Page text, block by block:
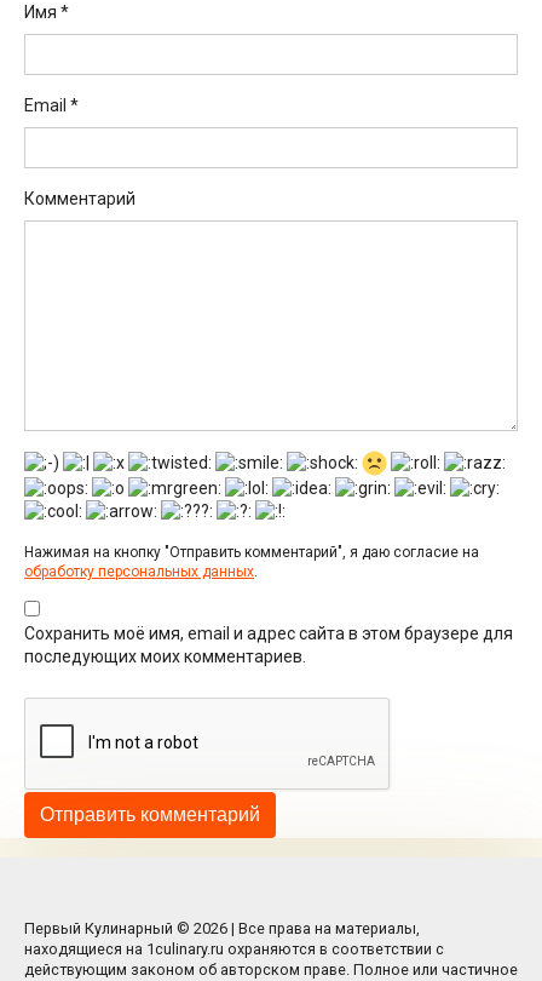
Имя *
Email *
Комментарий
Нажимая на кнопку "Отправить комментарий", я даю согласие на
обработку персональных данных.
Сохранить моё имя, email и адрес сайта в этом браузере для
последующих моих комментариев.
Первый Кулинарный © 2026 | Все права на материалы,
находящиеся на 1culinary.ru охраняются в соответствии с
действующим законом об авторском праве. Полное или частичное